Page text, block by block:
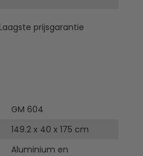
prijsgarantie
GM 604
149.2 x 40 x 175 cm
Aluminium en